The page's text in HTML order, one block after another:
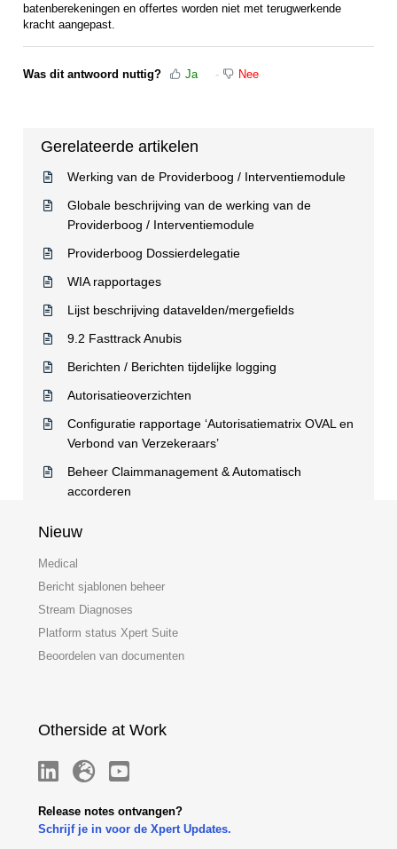
batenberekeningen en offertes worden niet met terugwerkende
kracht aangepast.
Was dit antwoord nuttig? Ja Nee
Gerelateerde artikelen
Werking van de Providerboog / Interventiemodule
Globale beschrijving van de werking van de
Providerboog / Interventiemodule
Providerboog Dossierdelegatie
WIA rapportages
Lijst beschrijving datavelden/mergefields
9.2 Fasttrack Anubis
Berichten / Berichten tijdelijke logging
Autorisatieoverzichten
Configuratie rapportage ‘Autorisatiematrix OVAL en
Verbond van Verzekeraars’
Beheer Claimmanagement & Automatisch
accorderen
Nieuw
Medical
Bericht sjablonen beheer
Stream Diagnoses
Platform status Xpert Suite
Beoordelen van documenten
Otherside at Work
Release notes ontvangen?
Schrijf je in voor de Xpert Updates.